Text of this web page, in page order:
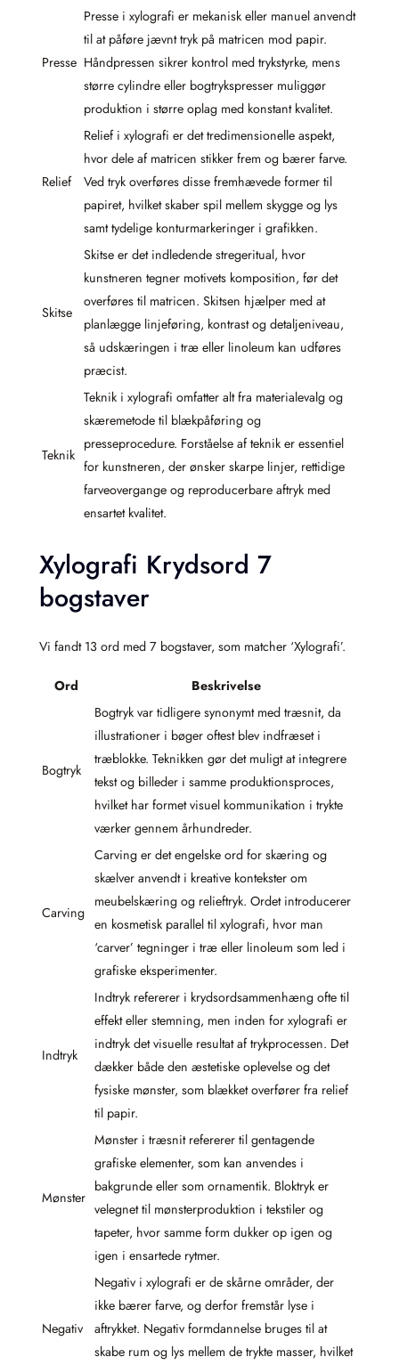
Presse
Presse i xylografi er mekanisk eller manuel anvendt
til at påføre jævnt tryk på matricen mod papir.
Håndpressen sikrer kontrol med trykstyrke, mens
større cylindre eller bogtrykspresser muliggør
produktion i større oplag med konstant kvalitet.
Relief
Relief i xylografi er det tredimensionelle aspekt,
hvor dele af matricen stikker frem og bærer farve.
Ved tryk overføres disse fremhævede former til
papiret, hvilket skaber spil mellem skygge og lys
samt tydelige konturmarkeringer i grafikken.
Skitse
Skitse er det indledende stregeritual, hvor
kunstneren tegner motivets komposition, før det
overføres til matricen. Skitsen hjælper med at
planlægge linjeføring, kontrast og detaljeniveau,
så udskæringen i træ eller linoleum kan udføres
præcist.
Teknik
Teknik i xylografi omfatter alt fra materialevalg og
skæremetode til blækpåføring og
presseprocedure. Forståelse af teknik er essentiel
for kunstneren, der ønsker skarpe linjer, rettidige
farveovergange og reproducerbare aftryk med
ensartet kvalitet.
Xylografi Krydsord 7
bogstaver
Vi fandt 13 ord med 7 bogstaver, som matcher ‘Xylografi’.
Ord Beskrivelse
Bogtryk
Bogtryk var tidligere synonymt med træsnit, da
illustrationer i bøger oftest blev indfræset i
træblokke. Teknikken gør det muligt at integrere
tekst og billeder i samme produktionsproces,
hvilket har formet visuel kommunikation i trykte
værker gennem århundreder.
Carving
Carving er det engelske ord for skæring og
skælver anvendt i kreative kontekster om
meubelskæring og relieftryk. Ordet introducerer
en kosmetisk parallel til xylografi, hvor man
‘carver’ tegninger i træ eller linoleum som led i
grafiske eksperimenter.
Indtryk
Indtryk refererer i krydsordsammenhæng ofte til
effekt eller stemning, men inden for xylografi er
indtryk det visuelle resultat af trykprocessen. Det
dækker både den æstetiske oplevelse og det
fysiske mønster, som blækket overfører fra relief
til papir.
Mønster
Mønster i træsnit refererer til gentagende
grafiske elementer, som kan anvendes i
bakgrunde eller som ornamentik. Bloktryk er
velegnet til mønsterproduktion i tekstiler og
tapeter, hvor samme form dukker op igen og
igen i ensartede rytmer.
Negativ
Negativ i xylografi er de skårne områder, der
ikke bærer farve, og derfor fremstår lyse i
aftrykket. Negativ formdannelse bruges til at
skabe rum og lys mellem de trykte masser, hvilket